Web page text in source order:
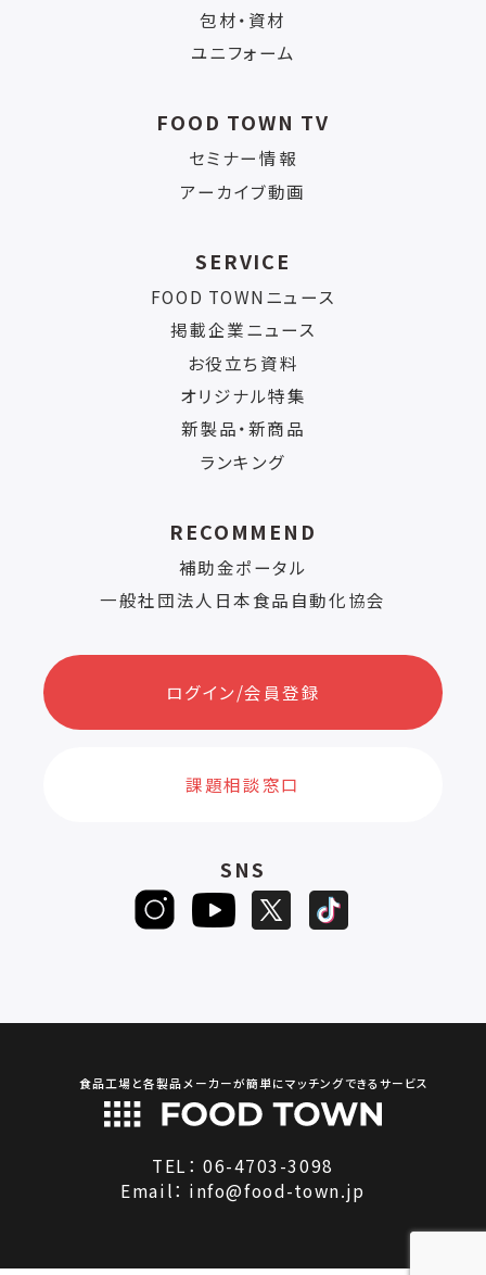
包材・資材
ユニフォーム
FOOD TOWN TV
セミナー情報
アーカイブ動画
SERVICE
FOOD TOWNニュース
掲載企業ニュース
お役立ち資料
オリジナル特集
新製品・新商品
ランキング
RECOMMEND
補助金ポータル
一般社団法人日本食品自動化協会
ログイン/会員登録
課題相談窓口
SNS
食品工場と各製品メーカーが簡単にマッチングできるサービス
TEL：06-4703-3098
Email： info@food-town.jp